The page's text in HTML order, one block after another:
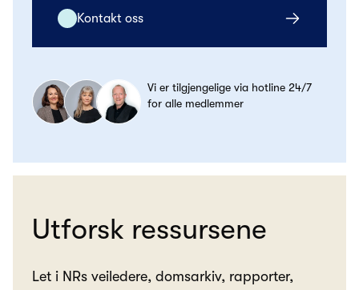
Kontakt oss
Vi er tilgjengelige via hotline 24/7
for alle medlemmer
Utforsk ressursene
Let i NRs veiledere, domsarkiv, rapporter,